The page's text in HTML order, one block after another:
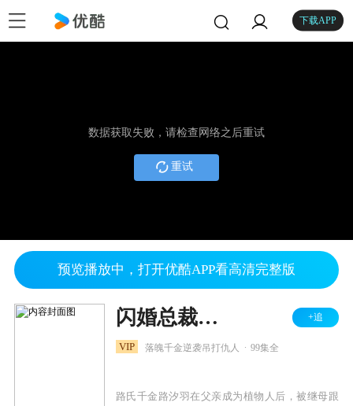
下载APP
数据获取失败，请检查网络之后重试
重试
预览播放中，打开优酷APP看高清完整版
闪婚总裁：娶一送二 +追
VIP 落魄千金逆袭吊打仇人 99集全
路氏千金路汐羽在父亲成为植物人后，被继母跟